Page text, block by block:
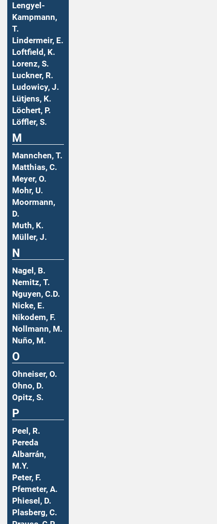
Lengyel-
Kampmann,
T.
Lindermeir, E.
Loftfield, K.
Lorenz, S.
Luckner, R.
Ludowicy, J.
Lütjens, K.
Löchert, P.
Löffler, S.
M
Mannchen, T.
Matthias, C.
Meyer, O.
Mohr, U.
Moormann,
D.
Muth, K.
Müller, J.
N
Nagel, B.
Nemitz, T.
Nguyen, C.D.
Nicke, E.
Nikodem, F.
Nollmann, M.
Nuño, M.
O
Ohneiser, O.
Ohno, D.
Opitz, S.
P
Peel, R.
Pereda
Albarrán,
M.Y.
Peter, F.
Pfemeter, A.
Phiesel, D.
Plasberg, C.